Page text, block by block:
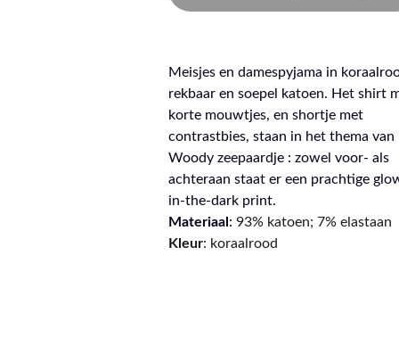
Meisjes en damespyjama in
rekbaar en soepel katoen. Het shirt
korte mouwtjes, en shortje met
contrastbies, staan in het thema van
Woody zeepaardje : zowel voor- als
achteraan staat er een prachtige
in-the-dark print.
Materiaal : 93% katoen; 7% elastaan
Kleur: koraalrood